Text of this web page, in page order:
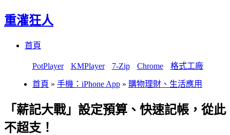
重灌狂人
首頁
PotPlayer KMPlayer 7-Zip Chrome 格式工廠
首頁 » 手機：iPhone App » 購物理財、生活應用
「薪記大戰」設定預算、快速記帳，從此
不超支！